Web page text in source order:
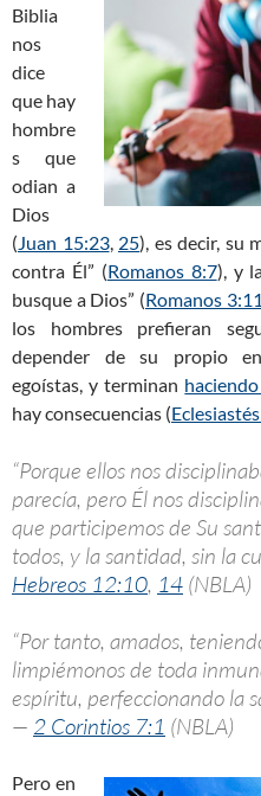
Biblia
nos
dice
que hay
hombre
s que
odian a
Dios
(Juan 15:23, 25), es decir, su
contra Él” (Romanos 8:7), y
busque a Dios” (Romanos 3:11
los hombres prefieran
depender de su propio
egoístas, y terminan
hay consecuencias (
“Porque ellos nos
parecía, pero Él nos
que participemos de Su
todos, y la santidad, sin la
Hebreos 12:10, 14 (NBLA)
“Por tanto, amados,
limpiémonos de toda
espíritu, perfeccionando la
— 2 Corintios 7:1 (NBLA)
Pero en